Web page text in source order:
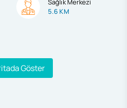
Sağlık Merkezi
5.6 KM
Göster